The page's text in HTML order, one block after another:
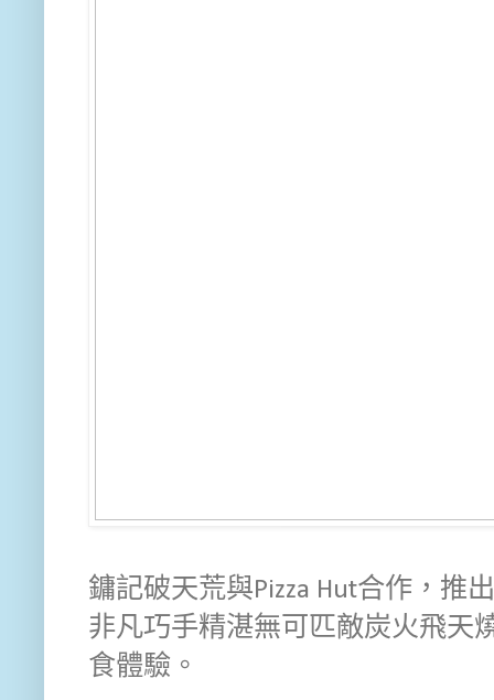
鏞記破天荒與Pizza Hut合作，推
非凡巧手精湛無可匹敵炭火飛天
食體驗。